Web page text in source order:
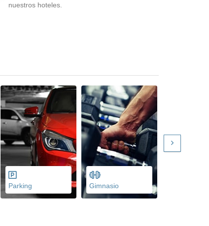
nuestros hoteles.
Parking Gimnasio